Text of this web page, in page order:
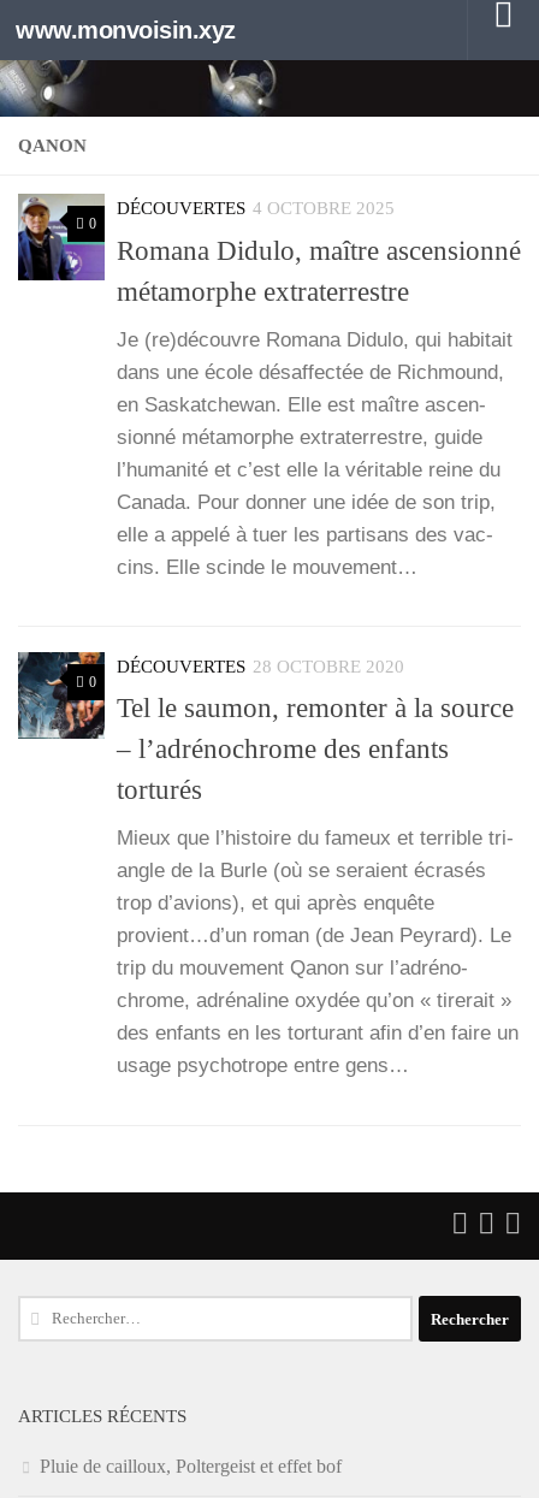
Au dessous du contenu
www.monvoisin.xyz
QANON
0
DÉCOUVERTES 4 OCTOBRE 2025
Romana Didulo, maître ascensionné
métamorphe extraterrestre
Je (re)découvre Roma­na Didu­lo, qui habi­tait
dans une école désaf­fec­tée de Rich­mound,
en Sas­kat­che­wan. Elle est maître ascen­
sion­né méta­morphe extra­ter­restre, guide
l’hu­ma­ni­té et c’est elle la véri­table reine du
Cana­da. Pour don­ner une idée de son trip,
elle a appe­lé à tuer les par­ti­sans des vac­
cins. Elle scinde le mou­ve­ment…
0
DÉCOUVERTES 28 OCTOBRE 2020
Tel le saumon, remonter à la source
– l’adrénochrome des enfants
torturés
Mieux que l’his­toire du fameux et ter­rible tri­
angle de la Burle (où se seraient écra­sés
trop d’a­vions), et qui après enquête
provient…d’un roman (de Jean Pey­rard). Le
trip du mou­ve­ment Qanon sur l’a­dré­no­
chrome, adré­na­line oxy­dée qu’on « tire­rait »
des enfants en les tor­tu­rant afin d’en faire un
usage psy­cho­trope entre gens…
Rechercher :
ARTICLES RÉCENTS
Pluie de cailloux, Poltergeist et effet bof